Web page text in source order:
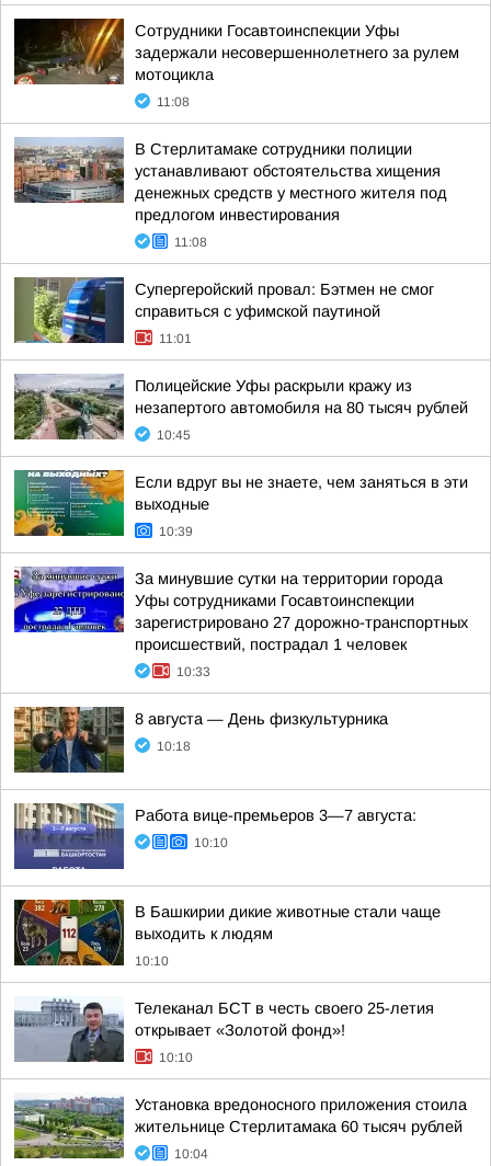
Сотрудники Госавтоинспекции Уфы
задержали несовершеннолетнего за рулем
мотоцикла
11:08
В Стерлитамаке сотрудники полиции
устанавливают обстоятельства хищения
денежных средств у местного жителя под
предлогом инвестирования
11:08
Супергеройский провал: Бэтмен не смог
справиться с уфимской паутиной
11:01
Полицейские Уфы раскрыли кражу из
незапертого автомобиля на 80 тысяч рублей
10:45
Если вдруг вы не знаете, чем заняться в эти
выходные
10:39
За минувшие сутки на территории города
Уфы сотрудниками Госавтоинспекции
зарегистрировано 27 дорожно-транспортных
происшествий, пострадал 1 человек
10:33
8 августа — День физкультурника
10:18
Работа вице-премьеров 3—7 августа:
10:10
В Башкирии дикие животные стали чаще
выходить к людям
10:10
Телеканал БСТ в честь своего 25-летия
открывает «Золотой фонд»!
10:10
Установка вредоносного приложения стоила
жительнице Стерлитамака 60 тысяч рублей
10:04